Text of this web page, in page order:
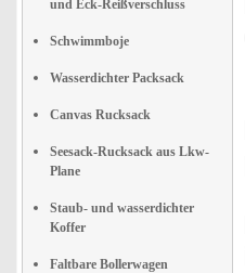
und Eck-Reißverschluss
Schwimmboje
Wasserdichter Packsack
Canvas Rucksack
Seesack-Rucksack aus Lkw-
Plane
Staub- und wasserdichter
Koffer
Faltbare Bollerwagen